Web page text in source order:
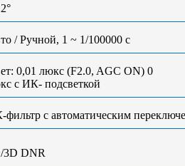
2°
/ Ручной, 1 ~ 1/100000 с
0,01 люкс (F2.0, AGC ON) 0
с ИК- подсветкой
фильтр с автоматическим
3D DNR